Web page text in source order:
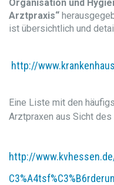
Organisation und
Arztpraxis“
ist übersichtlich und
http://
Eine Liste mit den
Arztpraxen aus Sicht
http://
C3%A4tsf%C3%